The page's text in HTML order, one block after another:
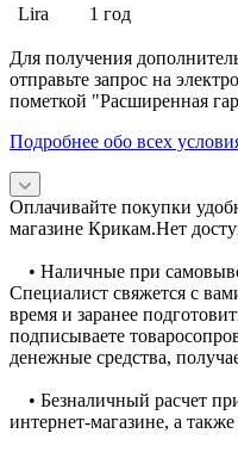
Lira
1 год
Для получения
отправьте запрос на
пометкой "Расширенная
Подробнее обо всех
Оплачивайте покупки
магазине Крикам.Нет
• Наличные при
Специалист свяжется с
время и заранее
подписываете
денежные средства,
• Безналичный расчет
интернет-магазине, а